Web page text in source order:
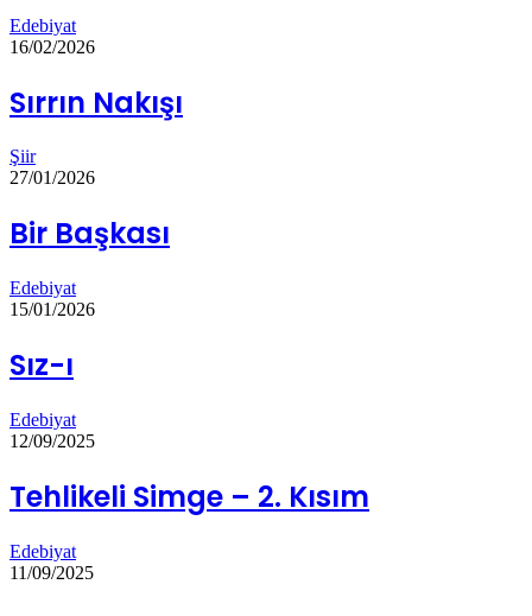
Edebiyat
16/02/2026
Sırrın Nakışı
Şiir
27/01/2026
Bir Başkası
Edebiyat
15/01/2026
Sız-ı
Edebiyat
12/09/2025
Tehlikeli Simge – 2. Kısım
Edebiyat
11/09/2025